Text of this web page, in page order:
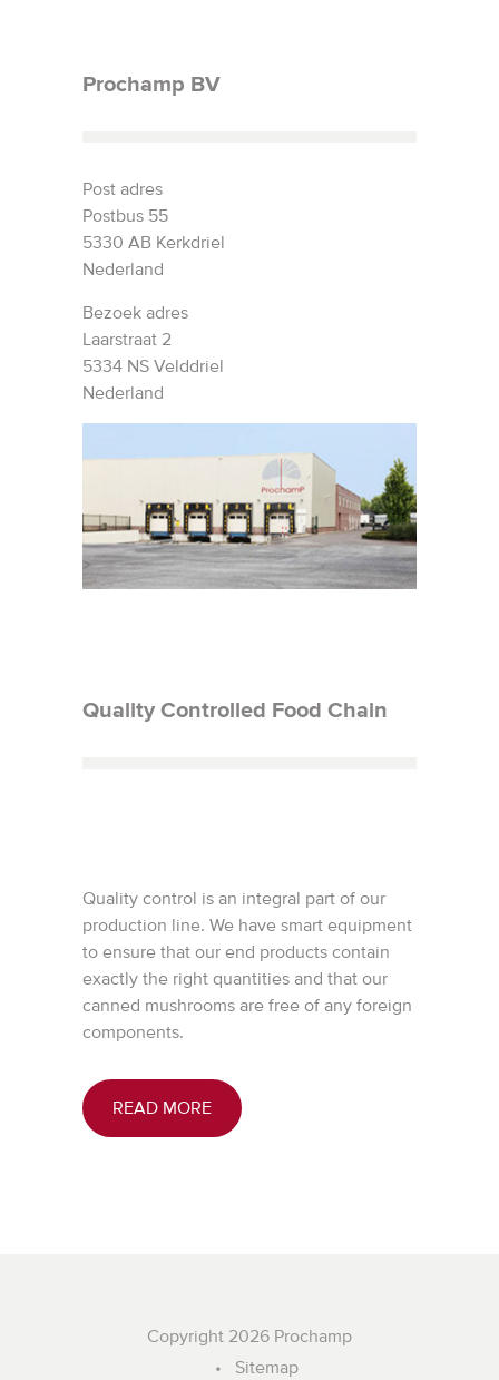
Prochamp BV
Post adres
Postbus 55
5330 AB Kerkdriel
Nederland
Bezoek adres
Laarstraat 2
5334 NS Velddriel
Nederland
Quality Controlled Food Chain
Quality control is an integral part of our
production line. We have smart equipment
to ensure that our end products contain
exactly the right quantities and that our
canned mushrooms are free of any foreign
components.
READ MORE
Copyright 2026 Prochamp
Sitemap